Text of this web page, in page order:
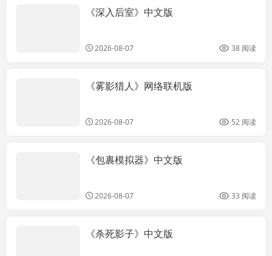
电脑软件
《深入后室》中文版
2026-08-07 38 阅读
电脑软件
《雾影猎人》网络联机版
2026-08-07 52 阅读
电脑软件
《包裹模拟器》中文版
2026-08-07 33 阅读
电脑软件
《杀死影子》中文版